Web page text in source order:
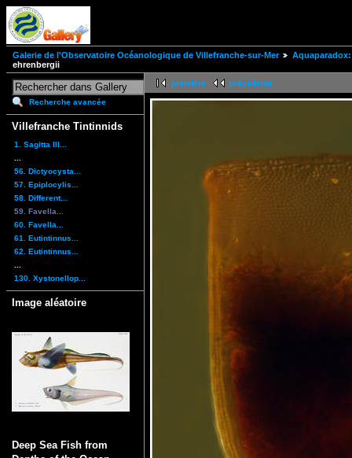
Galerie de l'Observatoire Océanologique de Villefranche-sur-Mer
ehrenbergii
Recherche avancée
Villefranche Tintinnids
1. Sagitta III...
56. Dictyocysta...
57. Epiplocylis...
58. Different...
59. Favella...
60. Favella...
61. Eutintinnus...
62. Eutintinnus...
130. Xystonellop...
Image aléatoire
Deep Sea Fish from
première précédente